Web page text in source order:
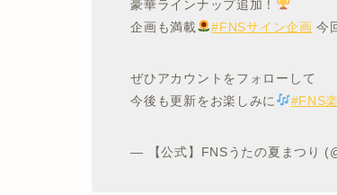
豪華ラインナップ追加！
企画も満載
#FNSサイン企画 今
ぜひアカウントをフォローして
今後も更新をお楽しみに
#FNS
— 【公式】FNSうたの夏まつり